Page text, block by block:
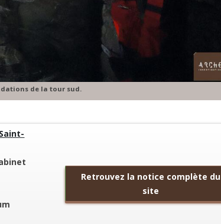
de la tour sud.
Retrouvez la notice complète du
site